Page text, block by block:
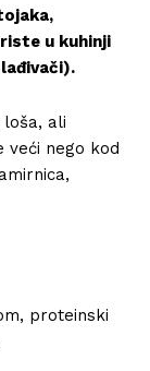
u kuhinji
loša, ali
veći nego kod
proteinski